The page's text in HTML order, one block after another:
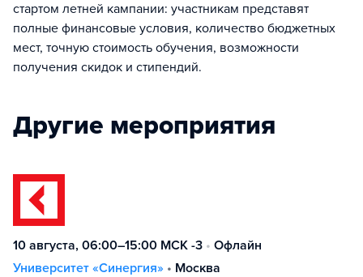
стартом летней кампании: участникам представят
полные финансовые условия, количество бюджетных
мест, точную стоимость обучения, возможности
получения скидок и стипендий.
Другие мероприятия
10 августа, 06:00–15:00 МСК -3 • Офлайн
Университет «Синергия» • Москва